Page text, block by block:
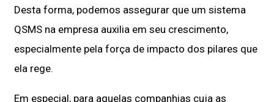
Desta forma, podemos assegurar que um sistema
QSMS na empresa auxilia em seu crescimento,
especialmente pela força de impacto dos pilares que
ela rege.
Em especial, para aquelas companhias cuja as